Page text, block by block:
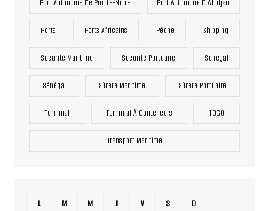
Port Autonome De Pointe-Noire Port Autonome D’Abidjan
Ports Ports Africains Pêche Shipping
Sécurité Maritime Sécurité Portuaire Sénégal
Sénégal Sûreté Maritime Sûreté Portuaire
Terminal Terminal À Conteneurs TOGO
Transport Maritime
L M M J V S D